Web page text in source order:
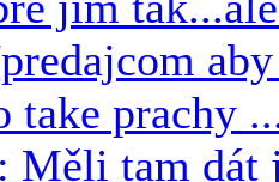
take prachy
Měli tam dát